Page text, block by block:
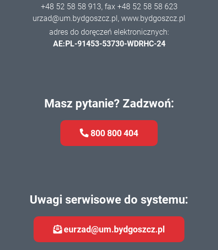
+48 52 58 58 913, fax +48 52 58 58 623
urzad@um.bydgoszcz.pl, www.bydgoszcz.pl
adres do doręczeń elektronicznych:
AE:PL-91453-53730-WDRHC-24
Masz pytanie? Zadzwoń:
800 800 404
Uwagi serwisowe do systemu:
eurzad@um.bydgoszcz.pl